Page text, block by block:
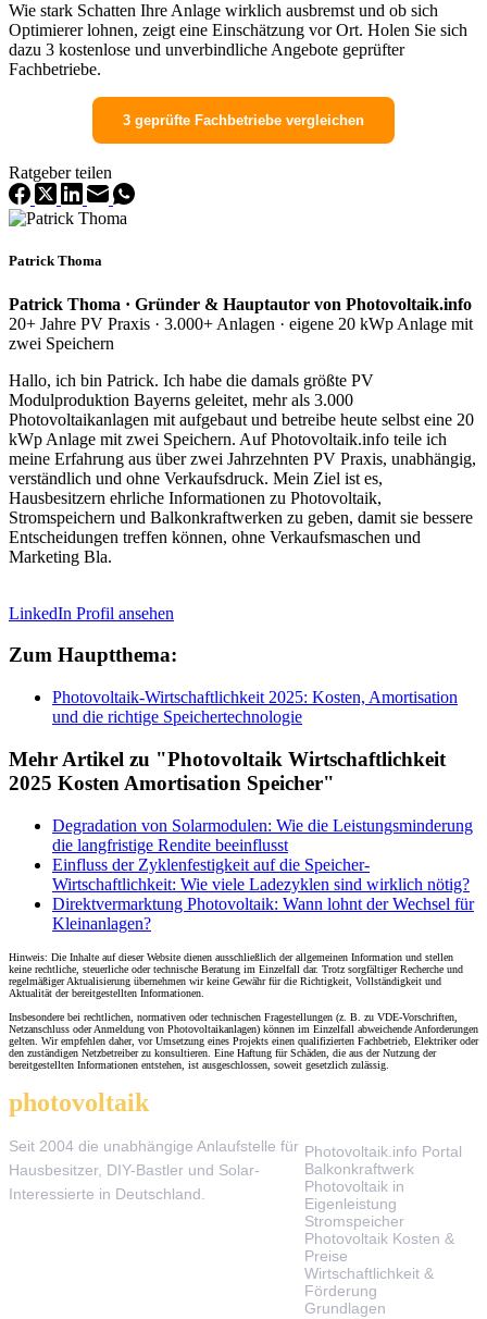
Wie stark Schatten Ihre Anlage wirklich ausbremst und ob sich
Optimierer lohnen, zeigt eine Einschätzung vor Ort. Holen Sie sich
dazu 3 kostenlose und unverbindliche Angebote geprüfter
Fachbetriebe.
3 geprüfte Fachbetriebe vergleichen
Ratgeber teilen
Patrick Thoma
Patrick Thoma · Gründer & Hauptautor von Photovoltaik.info
20+ Jahre PV Praxis · 3.000+ Anlagen · eigene 20 kWp Anlage mit
zwei Speichern
Hallo, ich bin Patrick. Ich habe die damals größte PV
Modulproduktion Bayerns geleitet, mehr als 3.000
Photovoltaikanlagen mit aufgebaut und betreibe heute selbst eine 20
kWp Anlage mit zwei Speichern. Auf Photovoltaik.info teile ich
meine Erfahrung aus über zwei Jahrzehnten PV Praxis, unabhängig,
verständlich und ohne Verkaufsdruck. Mein Ziel ist es,
Hausbesitzern ehrliche Informationen zu Photovoltaik,
Stromspeichern und Balkonkraftwerken zu geben, damit sie bessere
Entscheidungen treffen können, ohne Verkaufsmaschen und
Marketing Bla.
LinkedIn Profil ansehen
Zum Hauptthema:
Photovoltaik-Wirtschaftlichkeit 2025: Kosten, Amortisation
und die richtige Speichertechnologie
Mehr Artikel zu "Photovoltaik Wirtschaftlichkeit
2025 Kosten Amortisation Speicher"
Degradation von Solarmodulen: Wie die Leistungsminderung
die langfristige Rendite beeinflusst
Einfluss der Zyklenfestigkeit auf die Speicher-
Wirtschaftlichkeit: Wie viele Ladezyklen sind wirklich nötig?
Direktvermarktung Photovoltaik: Wann lohnt der Wechsel für
Kleinanlagen?
Hinweis: Die Inhalte auf dieser Website dienen ausschließlich der allgemeinen Information und stellen
keine rechtliche, steuerliche oder technische Beratung im Einzelfall dar. Trotz sorgfältiger Recherche und
regelmäßiger Aktualisierung übernehmen wir keine Gewähr für die Richtigkeit, Vollständigkeit und
Aktualität der bereitgestellten Informationen.
Insbesondere bei rechtlichen, normativen oder technischen Fragestellungen (z. B. zu VDE-Vorschriften,
Netzanschluss oder Anmeldung von Photovoltaikanlagen) können im Einzelfall abweichende Anforderungen
gelten. Wir empfehlen daher, vor Umsetzung eines Projekts einen qualifizierten Fachbetrieb, Elektriker oder
den zuständigen Netzbetreiber zu konsultieren. Eine Haftung für Schäden, die aus der Nutzung der
bereitgestellten Informationen entstehen, ist ausgeschlossen, soweit gesetzlich zulässig.
photovoltaik
Seit 2004 die unabhängige Anlaufstelle für
Hausbesitzer, DIY-Bastler und Solar-
Interessierte in Deutschland.
Photovoltaik.info Portal
Balkonkraftwerk
Photovoltaik in
Eigenleistung
Stromspeicher
Photovoltaik Kosten &
Preise
Wirtschaftlichkeit &
Förderung
Grundlagen